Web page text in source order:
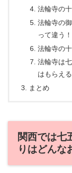
法輪寺の
法輪寺の
って違う！
法輪寺の
法輪寺は
はもらえ
まとめ
関西では七
りはどんな